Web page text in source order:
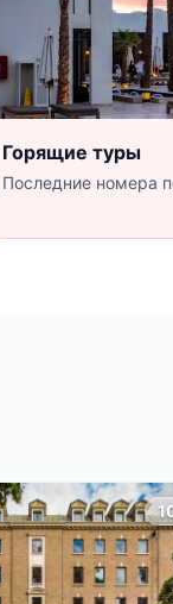
Горящие туры
Последние номера